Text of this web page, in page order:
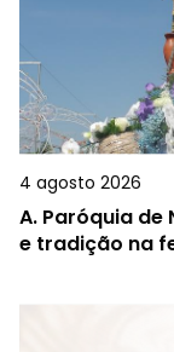
4 agosto 2026
A. Paróquia de
e tradição na